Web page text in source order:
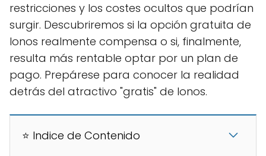
restricciones y los costes ocultos que podrían
surgir. Descubriremos si la opción gratuita de
Ionos realmente compensa o si, finalmente,
resulta más rentable optar por un plan de
pago. Prepárese para conocer la realidad
detrás del atractivo "gratis" de Ionos.
⭐ Indice de Contenido